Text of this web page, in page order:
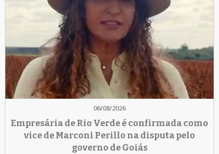
06/08/2026
Empresária de Rio Verde é confirmada como
vice de Marconi Perillo na disputa pelo
governo de Goiás